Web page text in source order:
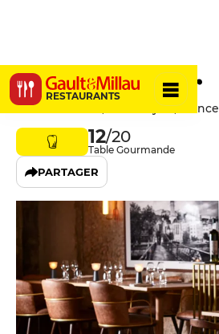
RESTAURANTS
Le Comptoir
2 Rue du Bœuf, 69005 Lyon, France
12/20
Table Gourmande
PARTAGER